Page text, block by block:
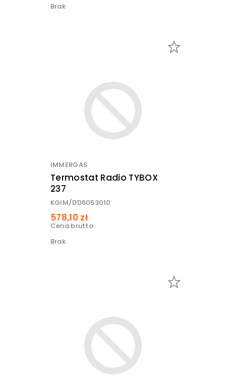
Brak
IMMERGAS
Termostat Radio TYBOX
237
KGIM/DD6053010
578,10 zł
Cena brutto
Brak